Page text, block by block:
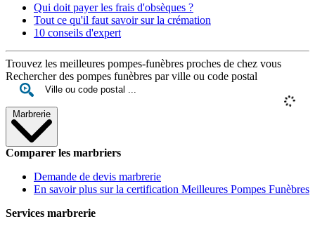
Qui doit payer les frais d'obsèques ?
Tout ce qu'il faut savoir sur la crémation
10 conseils d'expert
Trouvez les meilleures pompes-funèbres proches de chez vous
Rechercher des pompes funèbres par ville ou code postal
Marbrerie
Comparer les marbriers
Demande de devis marbrerie
En savoir plus sur la certification Meilleures Pompes Funèbres
Services marbrerie